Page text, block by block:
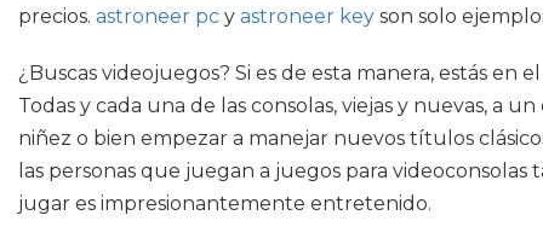
precios. astroneer pc y astroneer key son solo
¿Buscas videojuegos? Si es de esta manera, estás
Todas y cada una de las consolas, viejas y nuevas, a
niñez o bien empezar a manejar nuevos títulos
las personas que juegan a juegos para
jugar es impresionantemente entretenido.